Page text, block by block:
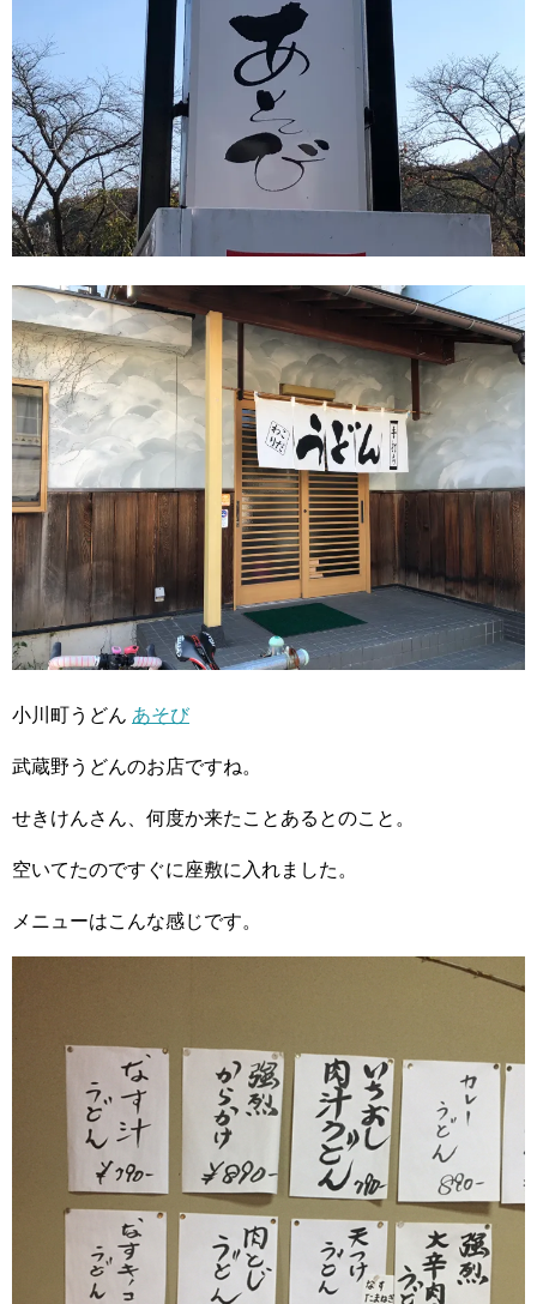
小川町うどん あそび
武蔵野うどんのお店ですね。
せきけんさん、何度か来たことあるとのこと。
空いてたのですぐに座敷に入れました。
メニューはこんな感じです。